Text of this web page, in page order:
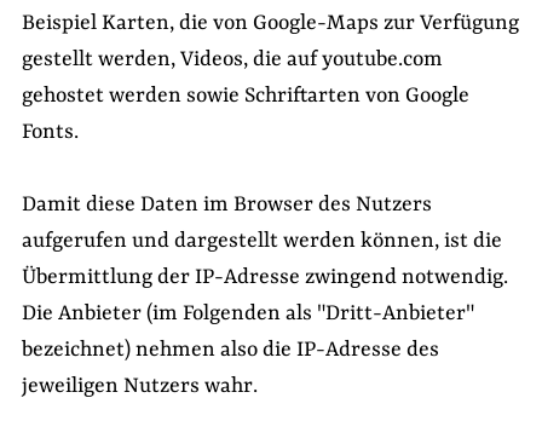
Beispiel Karten, die von Google-Maps zur Verfügung
gestellt werden, Videos, die auf youtube.com
gehostet werden sowie Schriftarten von Google
Fonts.
Damit diese Daten im Browser des Nutzers
aufgerufen und dargestellt werden können, ist die
Übermittlung der IP-Adresse zwingend notwendig.
Die Anbieter (im Folgenden als "Dritt-Anbieter"
bezeichnet) nehmen also die IP-Adresse des
jeweiligen Nutzers wahr.